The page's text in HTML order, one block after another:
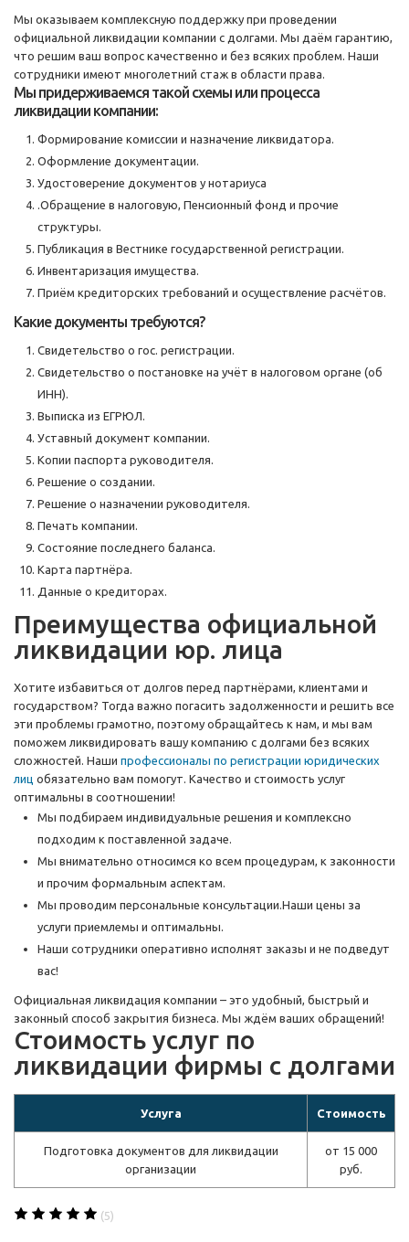
Мы оказываем комплексную поддержку при проведении
официальной ликвидации компании с долгами. Мы даём гарантию,
что решим ваш вопрос качественно и без всяких проблем. Наши
сотрудники имеют многолетний стаж в области права.
Мы придерживаемся такой схемы или процесса
ликвидации компании:
Формирование комиссии и назначение ликвидатора.
Оформление документации.
Удостоверение документов у нотариуса
.Обращение в налоговую, Пенсионный фонд и прочие
структуры.
Публикация в Вестнике государственной регистрации.
Инвентаризация имущества.
Приём кредиторских требований и осуществление расчётов.
Какие документы требуются?
Свидетельство о гос. регистрации.
Свидетельство о постановке на учёт в налоговом органе (об
ИНН).
Выписка из ЕГРЮЛ.
Уставный документ компании.
Копии паспорта руководителя.
Решение о создании.
Решение о назначении руководителя.
Печать компании.
Состояние последнего баланса.
Карта партнёра.
Данные о кредиторах.
Преимущества официальной
ликвидации юр. лица
Хотите избавиться от долгов перед партнёрами, клиентами и
государством? Тогда важно погасить задолженности и решить все
эти проблемы грамотно, поэтому обращайтесь к нам, и мы вам
поможем ликвидировать вашу компанию с долгами без всяких
сложностей. Наши профессионалы по регистрации юридических
лиц обязательно вам помогут. Качество и стоимость услуг
оптимальны в соотношении!
Мы подбираем индивидуальные решения и комплексно
подходим к поставленной задаче.
Мы внимательно относимся ко всем процедурам, к законности
и прочим формальным аспектам.
Мы проводим персональные консультации.Наши цены за
услуги приемлемы и оптимальны.
Наши сотрудники оперативно исполнят заказы и не подведут
вас!
Официальная ликвидация компании – это удобный, быстрый и
законный способ закрытия бизнеса. Мы ждём ваших обращений!
Стоимость услуг по
ликвидации фирмы с долгами
Услуга Стоимость
Подготовка документов для ликвидации
организации
от 15 000
руб.
(5)